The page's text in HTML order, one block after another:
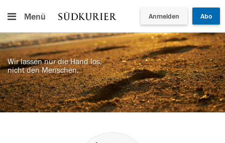
Menü Anmelden Abo
Wir lassen nur die Hand los,
nicht den Menschen.